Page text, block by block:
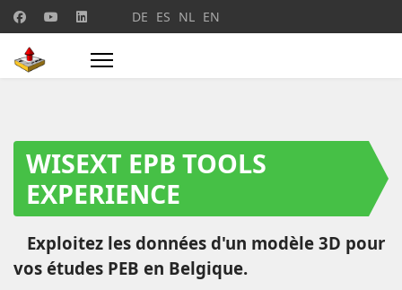
Sélectionnez votre langue
DE ES NL EN
WISEXT EPB TOOLS
EXPERIENCE
Exploitez les données d'un modèle 3D pour
vos études PEB en Belgique.